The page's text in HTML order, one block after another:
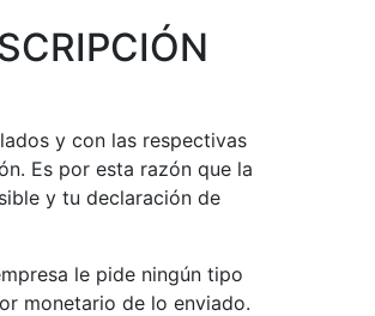
y con las respectivas
Es por esta razón que la
y tu declaración de
le pide ningún tipo
monetario de lo enviado.